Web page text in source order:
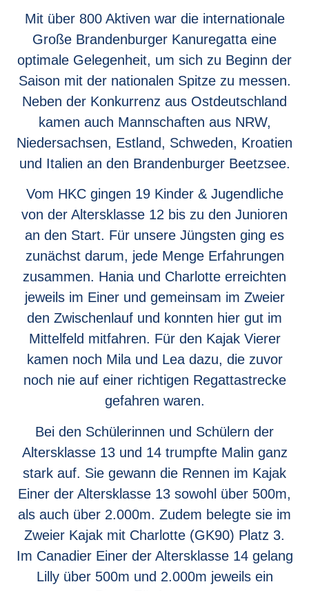
Mit über 800 Aktiven war die internationale
Große Brandenburger Kanuregatta eine
optimale Gelegenheit, um sich zu Beginn der
Saison mit der nationalen Spitze zu messen.
Neben der Konkurrenz aus Ostdeutschland
kamen auch Mannschaften aus NRW,
Niedersachsen, Estland, Schweden, Kroatien
und Italien an den Brandenburger Beetzsee.
Vom HKC gingen 19 Kinder & Jugendliche
von der Altersklasse 12 bis zu den Junioren
an den Start. Für unsere Jüngsten ging es
zunächst darum, jede Menge Erfahrungen
zusammen. Hania und Charlotte erreichten
jeweils im Einer und gemeinsam im Zweier
den Zwischenlauf und konnten hier gut im
Mittelfeld mitfahren. Für den Kajak Vierer
kamen noch Mila und Lea dazu, die zuvor
noch nie auf einer richtigen Regattastrecke
gefahren waren.
Bei den Schülerinnen und Schülern der
Altersklasse 13 und 14 trumpfte Malin ganz
stark auf. Sie gewann die Rennen im Kajak
Einer der Altersklasse 13 sowohl über 500m,
als auch über 2.000m. Zudem belegte sie im
Zweier Kajak mit Charlotte (GK90) Platz 3.
Im Canadier Einer der Altersklasse 14 gelang
Lilly über 500m und 2.000m jeweils ein